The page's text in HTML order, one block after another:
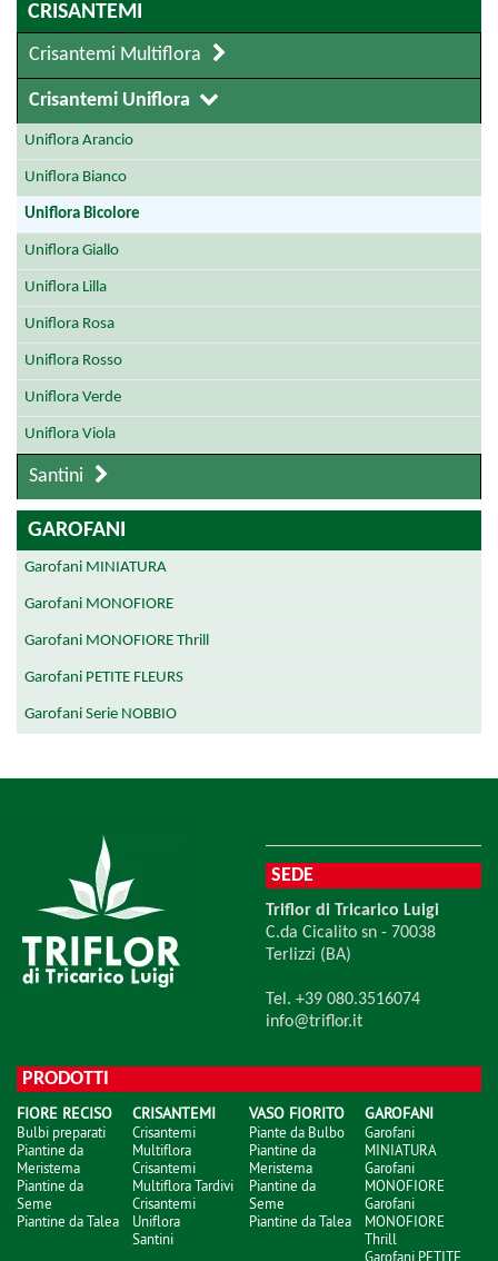
CRISANTEMI
Crisantemi Multiflora
Crisantemi Uniflora
Uniflora Arancio
Uniflora Bianco
Uniflora Bicolore
Uniflora Giallo
Uniflora Lilla
Uniflora Rosa
Uniflora Rosso
Uniflora Verde
Uniflora Viola
Santini
GAROFANI
Garofani MINIATURA
Garofani MONOFIORE
Garofani MONOFIORE Thrill
Garofani PETITE FLEURS
Garofani Serie NOBBIO
SEDE
Triflor di Tricarico Luigi
C.da Cicalito sn - 70038
Terlizzi (BA)
Tel. +39 080.3516074
info@triflor.it
PRODOTTI
FIORE RECISO
Bulbi preparati
Piantine da
Meristema
Piantine da
Seme
Piantine da Talea
CRISANTEMI
Crisantemi
Multiflora
Crisantemi
Multiflora Tardivi
Crisantemi
Uniflora
Santini
VASO FIORITO
Piante da Bulbo
Piantine da
Meristema
Piantine da
Seme
Piantine da Talea
GAROFANI
Garofani
MINIATURA
Garofani
MONOFIORE
Garofani
MONOFIORE
Thrill
Garofani PETITE